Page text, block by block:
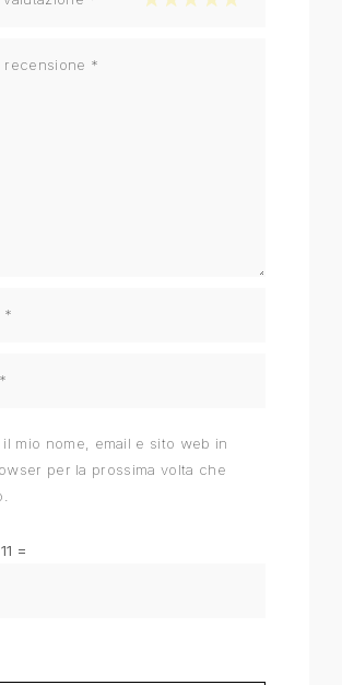
il mio nome, email e sito web in
per la prossima volta che
=